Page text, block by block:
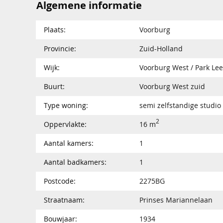
Algemene informatie
Plaats:
Voorburg
Provincie:
Zuid-Holland
Wijk:
Voorburg West / Park
Buurt:
Voorburg West zuid
Type woning:
semi zelfstandige studio
Oppervlakte:
16 m2
Aantal kamers:
1
Aantal badkamers:
1
Postcode:
2275BG
Straatnaam:
Prinses Mariannelaan
Bouwjaar:
1934